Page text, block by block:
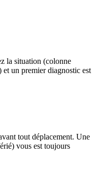
la situation (colonne
un premier diagnostic est
tout déplacement. Une
vous est toujours